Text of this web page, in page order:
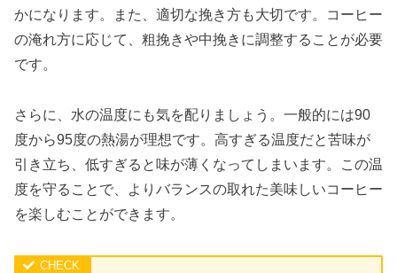
かになります。また、適切な挽き方も大切です。コーヒー
の淹れ方に応じて、粗挽きや中挽きに調整することが必要
です。
さらに、水の温度にも気を配りましょう。一般的には90
度から95度の熱湯が理想です。高すぎる温度だと苦味が
引き立ち、低すぎると味が薄くなってしまいます。この温
度を守ることで、よりバランスの取れた美味しいコーヒー
を楽しむことができます。